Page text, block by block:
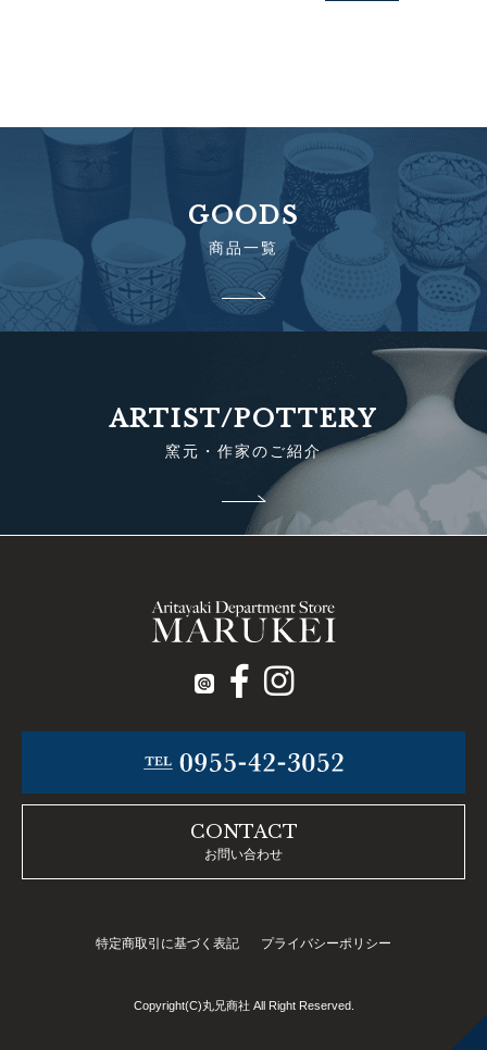
GOODS
商品一覧
ARTIST/POTTERY
窯元・作家のご紹介
CONTACT
お問い合わせ
特定商取引に基づく表記 プライバシーポリシー
Copyright(C)丸兄商社 All Right Reserved.